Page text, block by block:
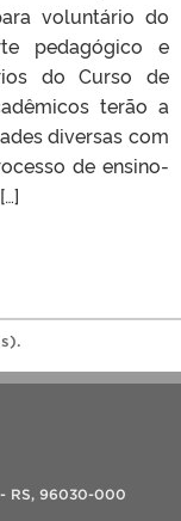
voluntário do
pedagógico e
do Curso de
terão a
diversas com
de ensino-
- RS, 96030-000